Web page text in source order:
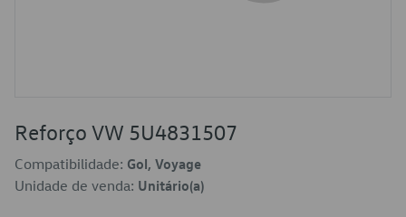
Reforço VW 5U4831507
Compatibilidade: Gol, Voyage
Unidade de venda: Unitário(a)